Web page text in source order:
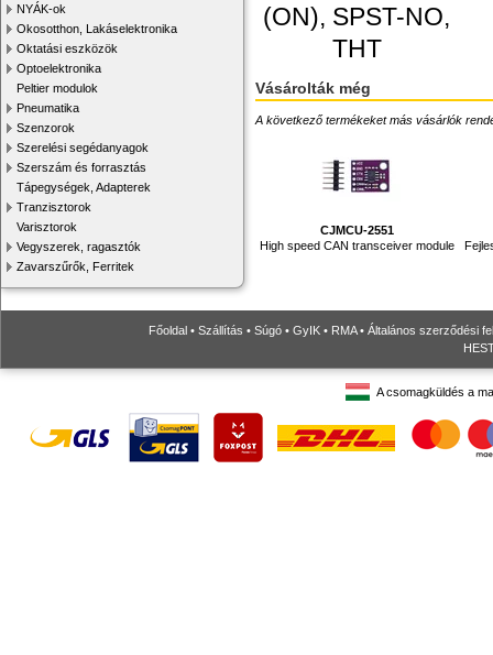
NYÁK-ok
Okosotthon, Lakáselektronika
Oktatási eszközök
Optoelektronika
Peltier modulok
Pneumatika
Szenzorok
Szerelési segédanyagok
Szerszám és forrasztás
Tápegységek, Adapterek
Tranzisztorok
Varisztorok
Vegyszerek, ragasztók
Zavarszűrők, Ferritek
(ON), SPST-NO,
THT
Vásárolták még
A következő termékeket más vásárlók
CJMCU-2551
High speed CAN transceiver module
Főoldal • Szállítás • Súgó • GyIK • RMA• Általános szerződési
A csomagküldés a